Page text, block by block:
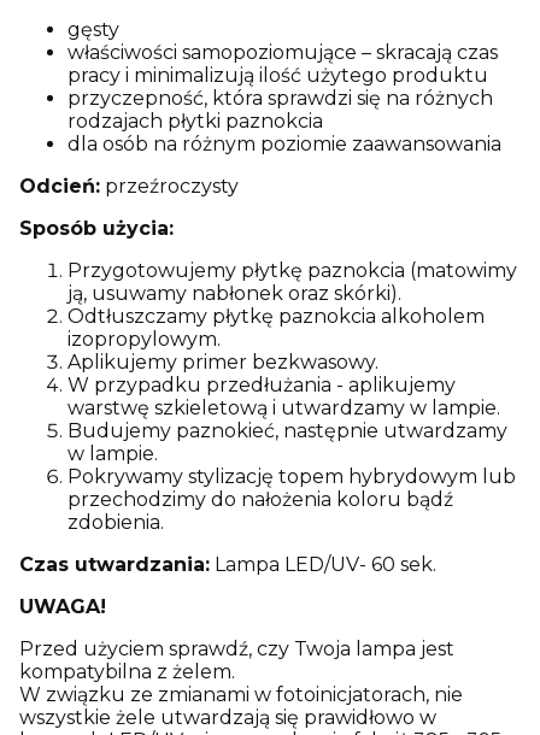
gęsty
właściwości samopoziomujące – skracają czas
pracy i minimalizują ilość użytego produktu
przyczepność, która sprawdzi się na różnych
rodzajach płytki paznokcia
dla osób na różnym poziomie zaawansowania
Odcień: przeźroczysty
Sposób użycia:
Przygotowujemy płytkę paznokcia (matowimy
ją, usuwamy nabłonek oraz skórki).
Odtłuszczamy płytkę paznokcia alkoholem
izopropylowym.
Aplikujemy primer bezkwasowy.
W przypadku przedłużania - aplikujemy
warstwę szkieletową i utwardzamy w lampie.
Budujemy paznokieć, następnie utwardzamy
w lampie.
Pokrywamy stylizację topem hybrydowym lub
przechodzimy do nałożenia koloru bądź
zdobienia.
Czas utwardzania: Lampa LED/UV- 60 sek.
UWAGA!
Przed użyciem sprawdź, czy Twoja lampa jest
kompatybilna z żelem.
W związku ze zmianami w fotoinicjatorach, nie
wszystkie żele utwardzają się prawidłowo w